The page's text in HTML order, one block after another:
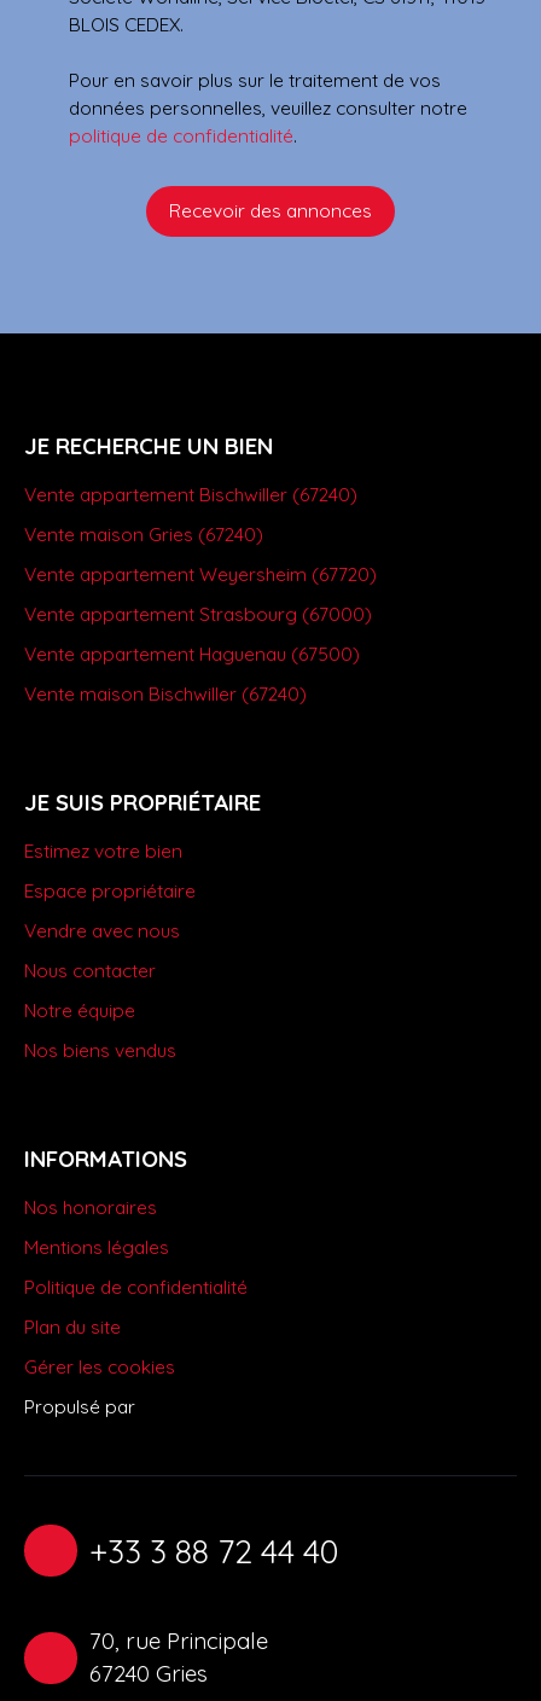
BLOIS CEDEX.
Pour en savoir plus sur le traitement de vos
données personnelles, veuillez consulter notre
politique de confidentialité.
Recevoir des annonces
JE RECHERCHE UN BIEN
Vente appartement Bischwiller (67240)
Vente maison Gries (67240)
Vente appartement Weyersheim (67720)
Vente appartement Strasbourg (67000)
Vente appartement Haguenau (67500)
Vente maison Bischwiller (67240)
JE SUIS PROPRIÉTAIRE
Estimez votre bien
Espace propriétaire
Vendre avec nous
Nous contacter
Notre équipe
Nos biens vendus
INFORMATIONS
Nos honoraires
Mentions légales
Politique de confidentialité
Plan du site
Gérer les cookies
Propulsé par
+33 3 88 72 44 40
70, rue Principale
67240 Gries